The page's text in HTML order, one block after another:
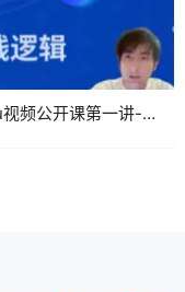
频公开课第一讲-